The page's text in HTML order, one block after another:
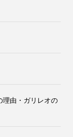
理由・ガリレオの